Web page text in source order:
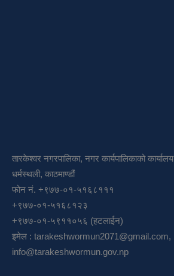
तारकेश्वर नगरपालिका, नगर कार्यपालिकाको कार्यालय
धर्मस्थली, काठमाण्डौं
फोन नं. +९७७-०१-५१६८१११
+९७७-०१-५१६८१२३
+९७७-०१-५९११०५६ (हटलाईन)
इमेल : tarakeshwormun2071@gmail.com,
info@tarakeshwormun.gov.np